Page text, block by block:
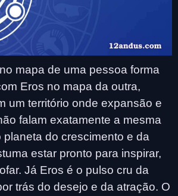
mapa de uma pessoa forma
Eros no mapa da outra,
um território onde expansão e
falam exatamente a mesma
planeta do crescimento e da
estar pronto para inspirar,
Já Eros é o pulso cru da
trás do desejo e da atração. O